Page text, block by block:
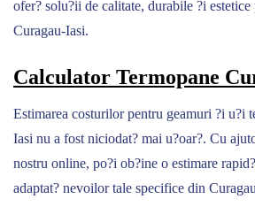
ofer? solu?ii de calitate, durabile ?i
Curagau-Iasi.
Calculator Termopane
Estimarea costurilor pentru geamuri ?i u?i
Iasi nu a fost niciodat? mai u?oar?. Cu
nostru online, po?i ob?ine o estimare
adaptat? nevoilor tale specifice din